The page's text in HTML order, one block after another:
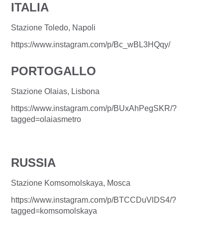
ITALIA
Stazione Toledo, Napoli
https://www.instagram.com/p/Bc_wBL3HQqy/
PORTOGALLO
Stazione Olaias, Lisbona
https://www.instagram.com/p/BUxAhPegSKR/?
tagged=olaiasmetro
RUSSIA
Stazione Komsomolskaya, Mosca
https://www.instagram.com/p/BTCCDuVlDS4/?
tagged=komsomolskaya